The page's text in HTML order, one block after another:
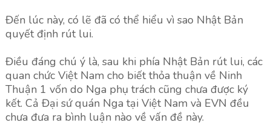
Đến lúc này, có lẽ đã có thể hiểu vì sao Nhật Bản
quyết định rút lui.
Điều đáng chú ý là, sau khi phía Nhật Bản rút lui, các
quan chức Việt Nam cho biết thỏa thuận về Ninh
Thuận 1 vốn do Nga phụ trách cũng chưa được ký
kết. Cả Đại sứ quán Nga tại Việt Nam và EVN đều
chưa đưa ra bình luận nào về vấn đề này.